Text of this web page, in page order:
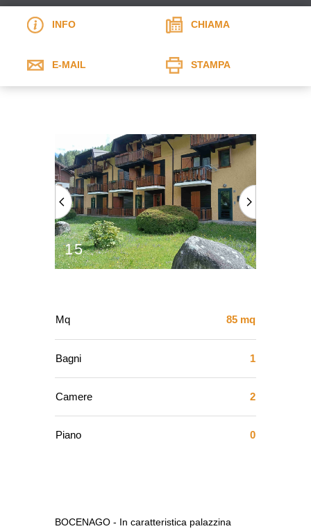
INFO CHIAMA
E-MAIL STAMPA
15
Mq 85 mq
Bagni 1
Camere 2
Piano 0
BOCENAGO - In caratteristica palazzina